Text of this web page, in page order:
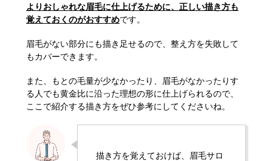
よりおしゃれな眉毛に仕上げるために、正しい描き方も
覚えておくのがおすすめです。
眉毛がない部分にも描き足せるので、整え方を失敗して
もカバーできます。
また、もとの毛量が少なかったり、眉毛がなかったりす
る人でも黄金比に沿った理想の形に仕上げられるので、
ここで紹介する描き方をぜひ参考にしてくださいね。
描き方を覚えておけば、眉毛サロ